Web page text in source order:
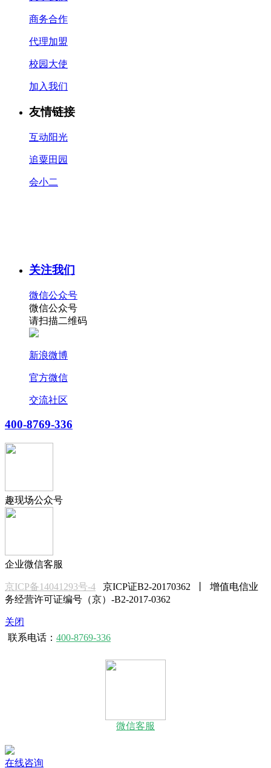
商务合作
代理加盟
校园大使
加入我们
友情链接
互动阳光
追粟田园
会小二
关注我们
微信公众号
微信公众号
请扫描二维码
新浪微博
官方微信
交流社区
400-8769-336
趣现场公众号
企业微信客服
京ICP备14041293号-4 京ICP证B2-20170362 丨 增值电信业
务经营许可证编号（京）-B2-2017-0362
关闭
联系电话： 400-8769-336
微信客服
在线咨询